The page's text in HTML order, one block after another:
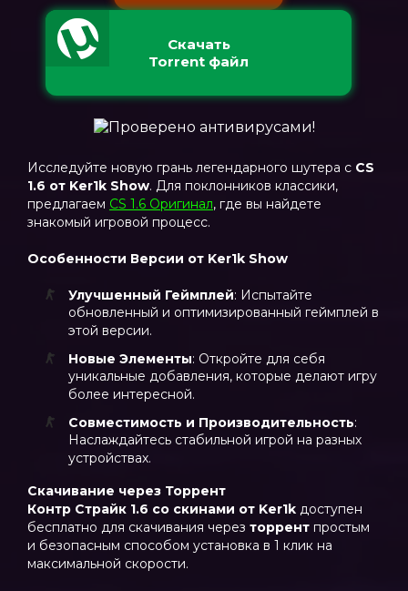
Скачать
Torrent файл
Исследуйте новую грань легендарного шутера с CS
1.6 от Ker1k Show. Для поклонников классики,
предлагаем CS 1.6 Оригинал, где вы найдете
знакомый игровой процесс.
Особенности Версии от Ker1k Show
Улучшенный Геймплей: Испытайте
обновленный и оптимизированный геймплей в
этой версии.
Новые Элементы: Откройте для себя
уникальные добавления, которые делают игру
более интересной.
Совместимость и Производительность:
Наслаждайтесь стабильной игрой на разных
устройствах.
Скачивание через Торрент
Контр Страйк 1.6 со скинами от Ker1k доступен
бесплатно для скачивания через торрент простым
и безопасным способом установка в 1 клик на
максимальной скорости.